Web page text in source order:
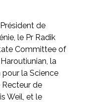
de
le Pr Radik
Committee of
la
la Science
Recteur de
Weil, et le